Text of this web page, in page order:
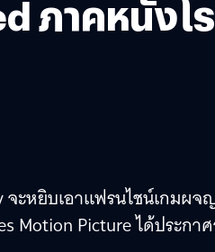
ภาคหนังโ
จะหยิบเอาแฟรนไชน์เกมผ
Motion Picture ได้ประก